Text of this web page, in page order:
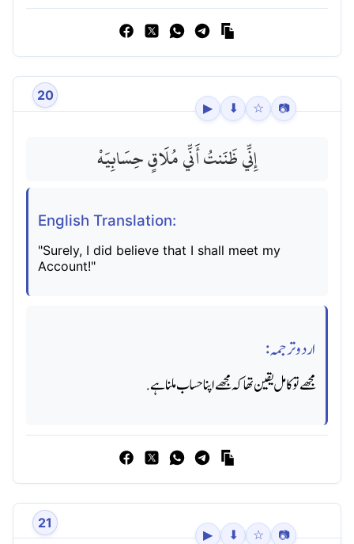
20
▶ ⬇ ☆ 📷
إِنِّي ظَنَنتُ أَنِّي مُلَاقٍ حِسَابِيَهْ
English Translation:
"Surely, I did believe that I shall meet my
Account!"
اردو ترجمہ:
مجھے تو کامل یقین تھا کہ مجھے اپنا حساب ملنا ہے.
21
▶ ⬇ ☆ 📷